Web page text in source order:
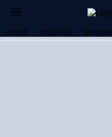
HOME POLÍTICA MUNDO